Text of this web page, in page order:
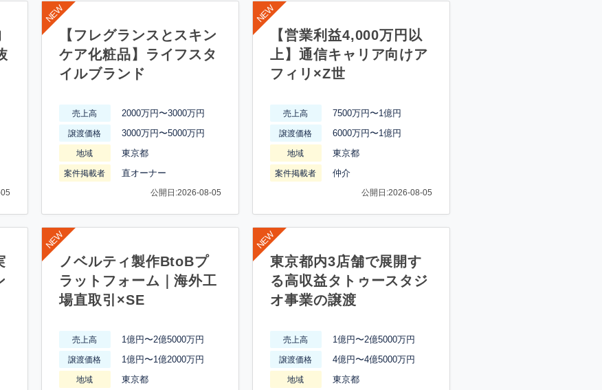
【フレグランスとスキン
ケア化粧品】ライフスタ
イルブランド
売上高 2000万円〜3000万円
譲渡価格 3000万円〜5000万円
地域 東京都
案件掲載者 直オーナー
公開日:2026-08-05
【営業利益4,000万円以
上】通信キャリア向けア
フィリ×Z世
売上高 7500万円〜1億円
譲渡価格 6000万円〜1億円
地域 東京都
案件掲載者 仲介
公開日:2026-08-05
ノベルティ製作BtoBプ
ラットフォーム｜海外工
場直取引×SE
売上高 1億円〜2億5000万円
譲渡価格 1億円〜1億2000万円
地域 東京都
東京都内3店舗で展開す
る高収益タトゥースタジ
オ事業の譲渡
売上高 1億円〜2億5000万円
譲渡価格 4億円〜4億5000万円
地域 東京都